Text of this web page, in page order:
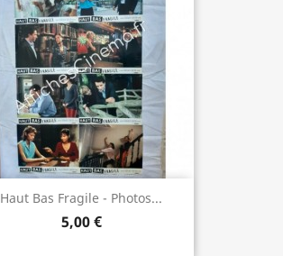
Haut Bas Fragile - Photos...
5,00 €